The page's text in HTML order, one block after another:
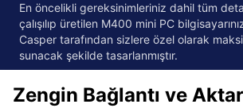
En öncelikli gereksinimleriniz dahil tüm
çalışılıp üretilen M400 mini PC
Casper tarafından sizlere özel olarak
sunacak şekilde tasarlanmıştır.
Zengin Bağlantı ve